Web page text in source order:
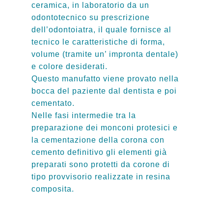
ceramica, in laboratorio da un
odontotecnico su prescrizione
dell’odontoiatra, il quale fornisce al
tecnico le caratteristiche di forma,
volume (tramite un’ impronta dentale)
e colore desiderati.
Questo manufatto viene provato nella
bocca del paziente dal dentista e poi
cementato.
Nelle fasi intermedie tra la
preparazione dei monconi protesici e
la cementazione della corona con
cemento definitivo gli elementi già
preparati sono protetti da corone di
tipo provvisorio realizzate in resina
composita.